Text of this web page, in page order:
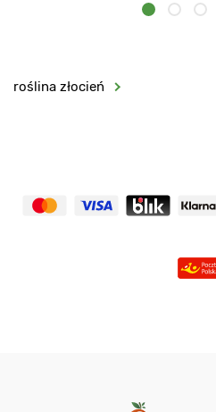
roślina złocień